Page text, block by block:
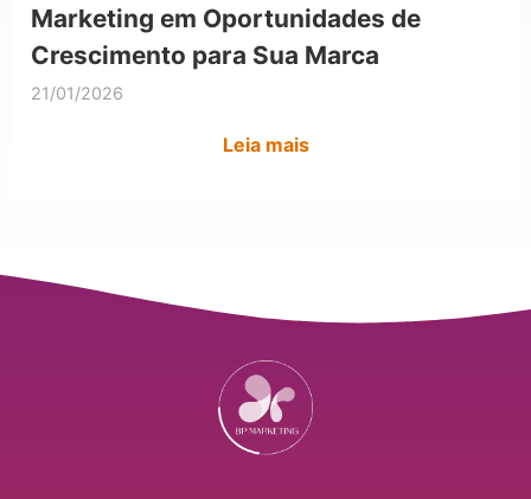
Marketing em Oportunidades de
Crescimento para Sua Marca
21/01/2026
Leia mais